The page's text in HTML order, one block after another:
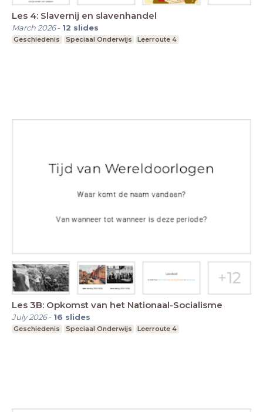
Les 4: Slavernij en slavenhandel
March 2026- 12 slides
Geschiedenis Speciaal Onderwijs Leerroute 4
Les 3B: Opkomst van het Nationaal-Socialisme
July 2026- 16 slides
Geschiedenis Speciaal Onderwijs Leerroute 4